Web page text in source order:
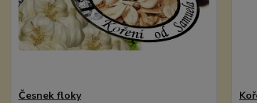
Česnek floky